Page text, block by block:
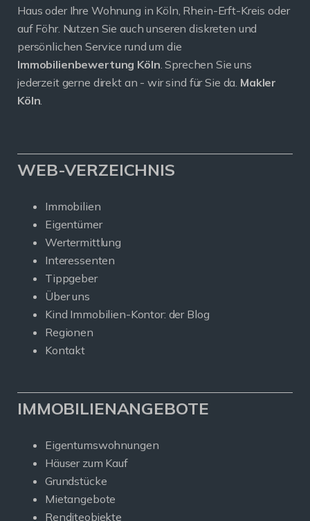
Haus oder Ihre Wohnung in Köln, Rhein-Erft-Kreis oder
auf Föhr. Nutzen Sie auch unseren diskreten und
persönlichen Service rund um die
Immobilienbewertung Köln. Sprechen Sie uns
jederzeit gerne direkt an - wir sind für Sie da. Makler
Köln.
WEB-VERZEICHNIS
Immobilien
Eigentümer
Wertermittlung
Interessenten
Tippgeber
Über uns
Kind Immobilien-Kontor: der Blog
Regionen
Kontakt
IMMOBILIENANGEBOTE
Eigentumswohnungen
Häuser zum Kauf
Grundstücke
Mietangebote
Renditeobjekte